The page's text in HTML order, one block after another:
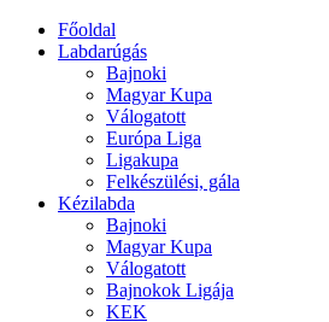
Főoldal
Labdarúgás
Bajnoki
Magyar Kupa
Válogatott
Európa Liga
Ligakupa
Felkészülési, gála
Kézilabda
Bajnoki
Magyar Kupa
Válogatott
Bajnokok Ligája
KEK